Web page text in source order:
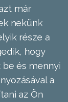
már
nekünk
része a
hogy
és mennyi
a
az Ön